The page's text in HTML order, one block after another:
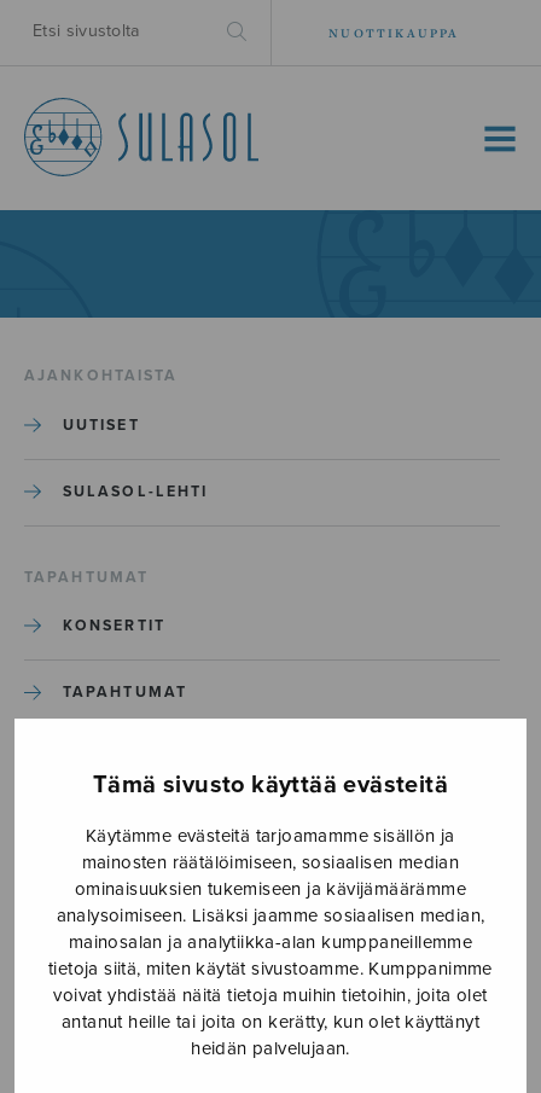
Tämä sivusto käyttää evästeitä
Käytämme evästeitä tarjoamamme sisällön ja
mainosten räätälöimiseen, sosiaalisen median
ominaisuuksien tukemiseen ja kävijämäärämme
analysoimiseen. Lisäksi jaamme sosiaalisen median,
mainosalan ja analytiikka-alan kumppaneillemme
tietoja siitä, miten käytät sivustoamme. Kumppanimme
voivat yhdistää näitä tietoja muihin tietoihin, joita olet
antanut heille tai joita on kerätty, kun olet käyttänyt
heidän palvelujaan.
NUOTTIKAUPPA
MENU
AJANKOHTAISTA
UUTISET
SULASOL-LEHTI
TAPAHTUMAT
KONSERTIT
TAPAHTUMAT
Etusivu › Media › Vem kan segla
Vem kan segla
6.10.2017